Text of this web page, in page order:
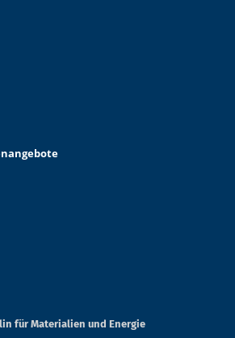
für Materialien und Energie